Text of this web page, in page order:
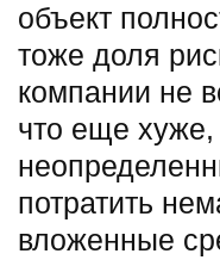
объект
тоже доля
компании не
что еще хуже,
потратить
вложенные